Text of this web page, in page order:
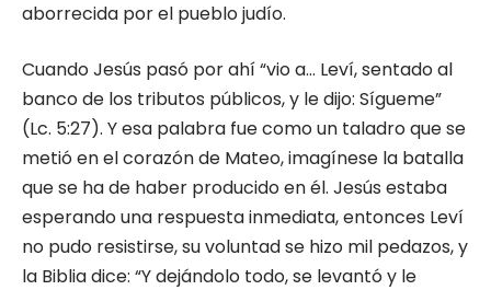
aborrecida por el pueblo judío.
Cuando Jesús pasó por ahí “vio a… Leví, sentado al
banco de los tributos públicos, y le dijo: Sígueme”
(Lc. 5:27). Y esa palabra fue como un taladro que se
metió en el corazón de Mateo, imagínese la batalla
que se ha de haber producido en él. Jesús estaba
esperando una respuesta inmediata, entonces Leví
no pudo resistirse, su voluntad se hizo mil pedazos, y
la Biblia dice: “Y dejándolo todo, se levantó y le